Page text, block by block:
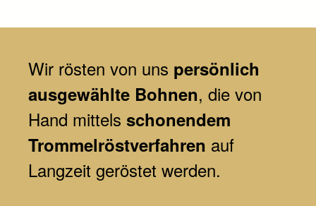
Wir rösten von uns persönlich
ausgewählte Bohnen, die von
Hand mittels schonendem
Trommelröstverfahren auf
Langzeit geröstet werden.